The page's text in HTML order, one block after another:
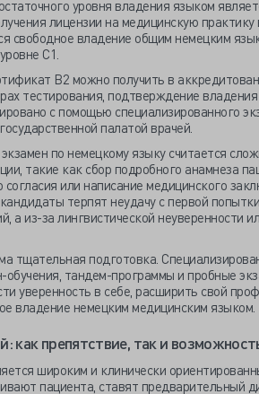
уровня владения языком
лицензии на медицинскую
свободное владение общим немецким
С1.
B2 можно получить в
тестирования, подтверждение
с помощью специализированного
палатой врачей.
по немецкому языку считается
такие как сбор подробного анамнеза
или написание медицинского
терпят неудачу с первой
а из-за лингвистической неуверенности
тщательная подготовка.
тандем-программы и пробные
уверенность в себе, расширить свой
владение немецким медицинским языком.
как препятствие, так и
широким и клинически
пациента, ставят предварительный